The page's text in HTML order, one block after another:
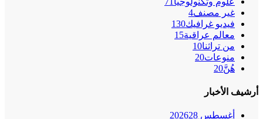
غير مصنف4
فيديو غرافيك130
معالم عراقية15
من تراثنا10
منوعات20
هُنَّ20
أرشيف الأخبار
أغسطس 2026 28